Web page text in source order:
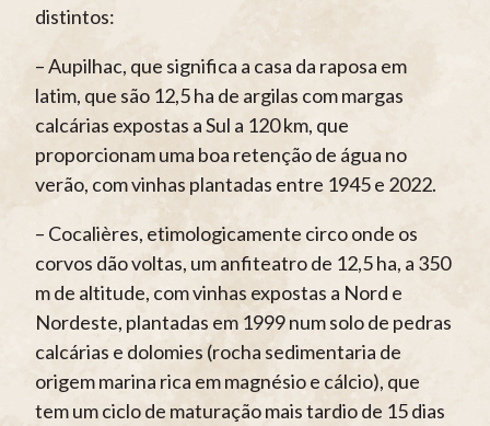
distintos:
– Aupilhac, que significa a casa da raposa em
latim, que são 12,5 ha de argilas com margas
calcárias expostas a Sul a 120 km, que
proporcionam uma boa retenção de água no
verão, com vinhas plantadas entre 1945 e 2022.
– Cocalières, etimologicamente circo onde os
corvos dão voltas, um anfiteatro de 12,5 ha, a 350
m de altitude, com vinhas expostas a Nord e
Nordeste, plantadas em 1999 num solo de pedras
calcárias e dolomies (rocha sedimentaria de
origem marina rica em magnésio e cálcio), que
tem um ciclo de maturação mais tardio de 15 dias